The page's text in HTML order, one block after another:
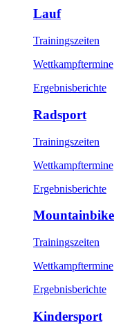
Lauf
Trainingszeiten
Wettkampftermine
Ergebnisberichte
Radsport
Trainingszeiten
Wettkampftermine
Ergebnisberichte
Mountainbike
Trainingszeiten
Wettkampftermine
Ergebnisberichte
Kindersport